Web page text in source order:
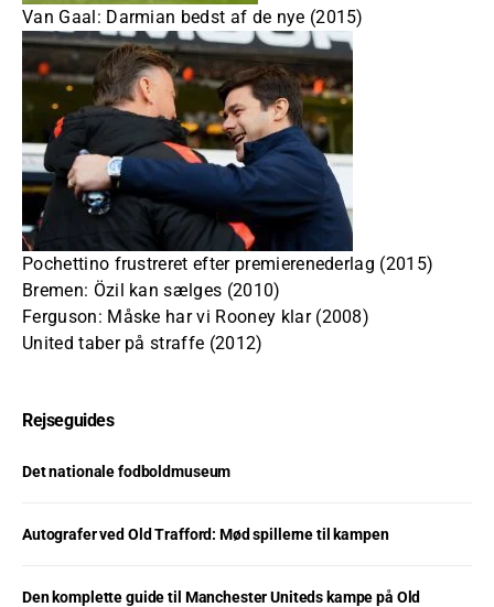
Van Gaal: Darmian bedst af de nye (2015)
Pochettino frustreret efter premierenederlag (2015)
Bremen: Özil kan sælges (2010)
Ferguson: Måske har vi Rooney klar (2008)
United taber på straffe (2012)
Rejseguides
Det nationale fodboldmuseum
Autografer ved Old Trafford: Mød spillerne til kampen
Den komplette guide til Manchester Uniteds kampe på Old